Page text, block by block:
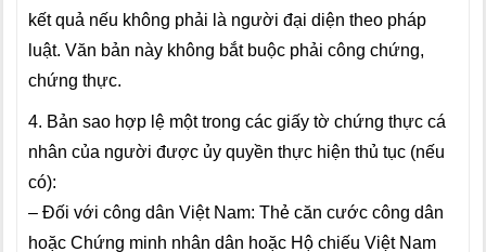
kết quả nếu không phải là người đại diện theo pháp
luật. Văn bản này không bắt buộc phải công chứng,
chứng thực.
4. Bản sao hợp lệ một trong các giấy tờ chứng thực cá
nhân của người được ủy quyền thực hiện thủ tục (nếu
có):
– Đối với công dân Việt Nam: Thẻ căn cước công dân
hoặc Chứng minh nhân dân hoặc Hộ chiếu Việt Nam